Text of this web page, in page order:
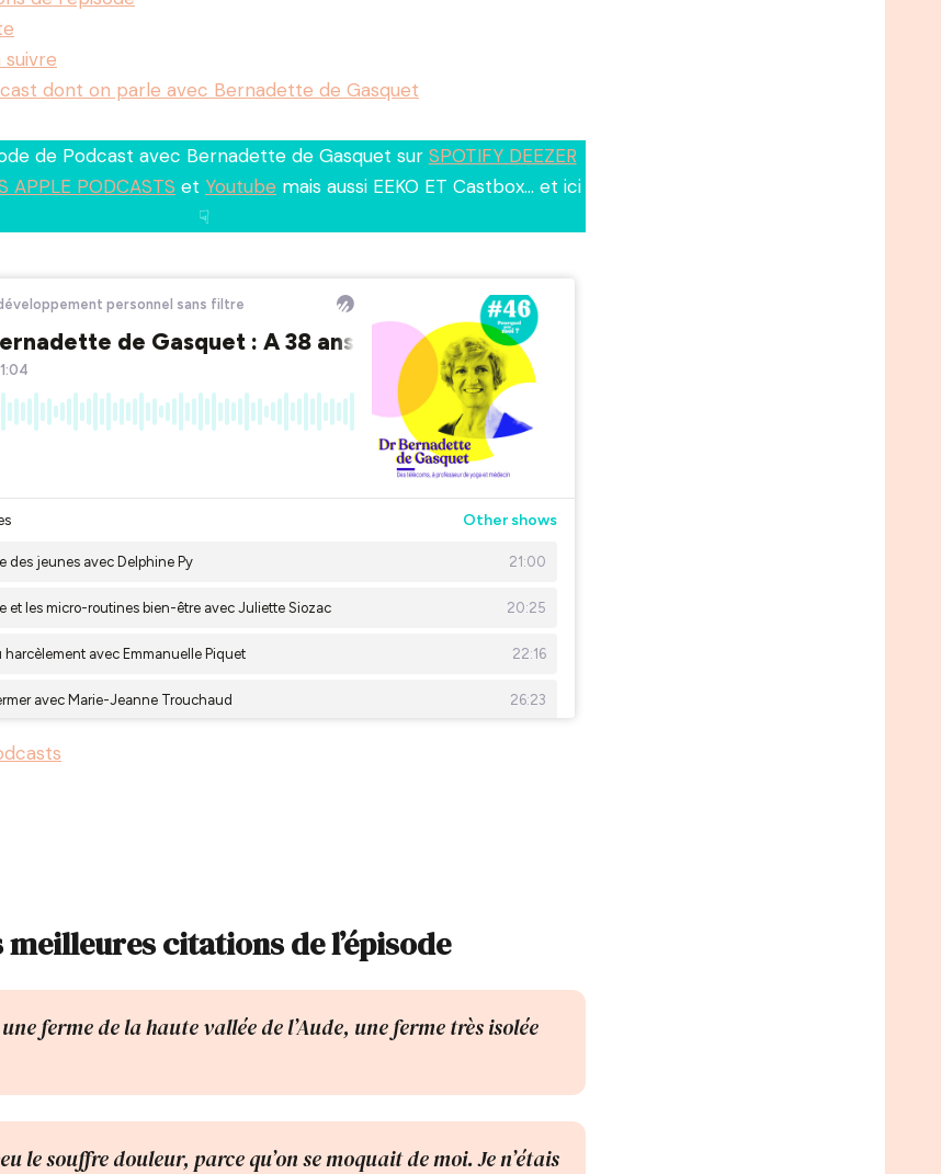
suivre
dont on parle avec Bernadette de Gasquet
de Podcast avec Bernadette de Gasquet sur SPOTIFY DEEZER
APPLE PODCASTS et Youtube mais aussi EEKO ET Castbox… et ici
☟
meilleures citations de l’épisode
ferme de la haute vallée de l’Aude, une ferme très isolée
le souffre douleur, parce qu’on se moquait de moi. Je n’étais